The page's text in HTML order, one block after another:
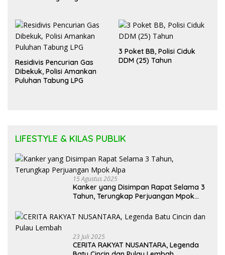
Residivis Pencurian Gas
Dibekuk, Polisi Amankan
Puluhan Tabung LPG
3 Poket BB, Polisi Ciduk
DDM (25) Tahun
LIFESTYLE & KILAS PUBLIK
15 Agustus 2025
Kanker yang Disimpan Rapat Selama 3
Tahun, Terungkap Perjuangan Mpok
23 Juli 2025
CERITA RAKYAT NUSANTARA, Legenda